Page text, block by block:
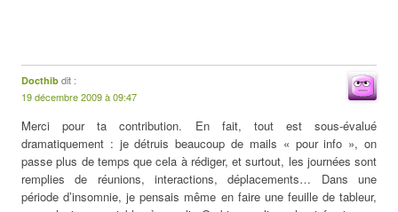
Docthib dit :
19 décembre 2009 à 09:47
Merci pour ta contribution. En fait, tout est sous-évalué
dramatiquement : je détruis beaucoup de mails « pour info », on
passe plus de temps que cela à rédiger, et surtout, les journées sont
remplies de réunions, interactions, déplacements… Dans une
période d’insomnie, je pensais même en faire une feuille de tableur,